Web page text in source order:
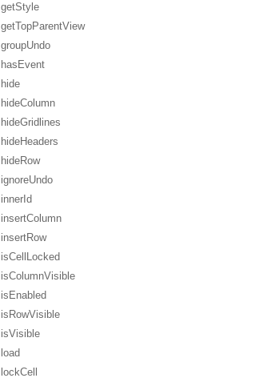
getStyle
getTopParentView
groupUndo
hasEvent
hide
hideColumn
hideGridlines
hideHeaders
hideRow
ignoreUndo
innerId
insertColumn
insertRow
isCellLocked
isColumnVisible
isEnabled
isRowVisible
isVisible
load
lockCell